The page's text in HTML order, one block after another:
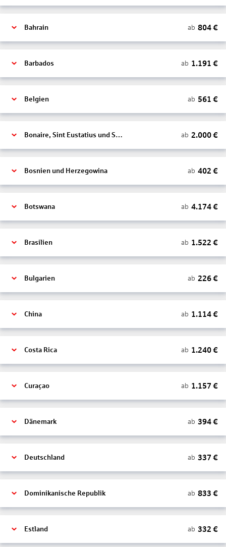
Bahrain ab 804€
Barbados ab 1.191 €
Belgien ab 561 €
Bonaire, Sint Eustatius und Saba ab 2.000€
Bosnien und Herzegowina ab 402 €
Botswana ab 4.174€
Brasilien ab 1.522 €
Bulgarien ab 226€
China ab 1.114€
Costa Rica ab 1.240€
Curaçao ab 1.157 €
Dänemark ab 394€
Deutschland ab 337 €
Dominikanische Republik ab 833 €
Estland ab 332 €